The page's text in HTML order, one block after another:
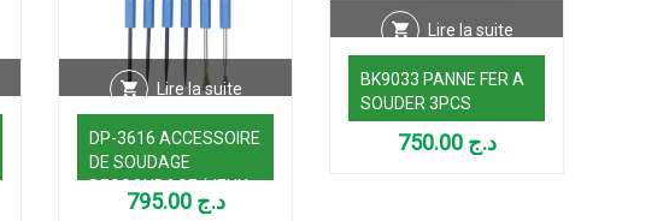
Lire la suite
DP-3616 ACCESSOIRE
DE SOUDAGE
DESSOUDAGE (JEUX
DE LIMES)
د.ج 795.00
Lire la suite
BK9033 PANNE FER A
SOUDER 3PCS
د.ج 750.00